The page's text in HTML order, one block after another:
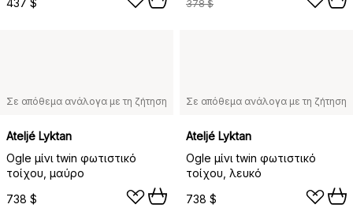
437 $ 378 $
Σε απόθεμα ανάλογα με τη ζήτηση
Ateljé Lyktan
Ogle μίνι twin φωτιστικό
τοίχου, μαύρο
738 $
Σε απόθεμα ανάλογα με τη ζήτηση
Ateljé Lyktan
Ogle μίνι twin φωτιστικό
τοίχου, λευκό
738 $